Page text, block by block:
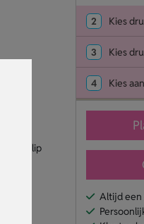
Laat clip
2 Kies
3 Kies
4 Kies
Altijd een